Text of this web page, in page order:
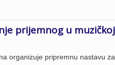
prijemnog u
organizuje pripremnu nastavu